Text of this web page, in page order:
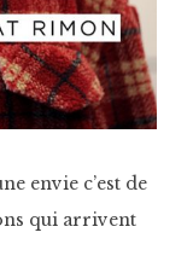
envie c’est de
qui arrivent